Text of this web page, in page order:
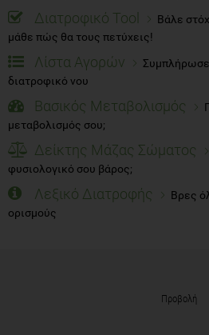
Διατροφικό Tool
Βάλε
μάθε πώς θα τους πετύχεις!
Λίστα Αγορών
Συμπλήρωσε
διατροφικό νου
Βασικός Μεταβολισμός
μεταβολισμός σου;
Δείκτης Μάζας Σώματος
φυσιολογικό σου βάρος;
Λεξικό Διατροφής
Βρες
ορισμούς
Προβολή